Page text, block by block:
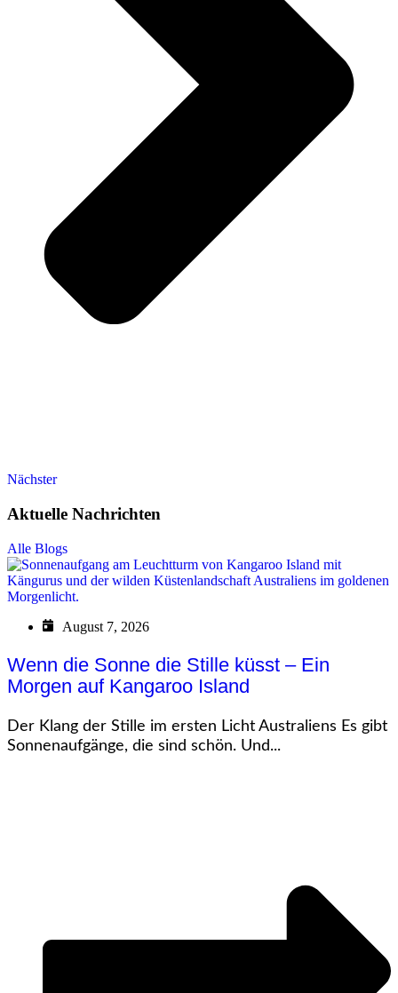
Nächster
Aktuelle Nachrichten
Alle Blogs
August 7, 2026
Wenn die Sonne die Stille küsst – Ein
Morgen auf Kangaroo Island
Der Klang der Stille im ersten Licht Australiens Es gibt
Sonnenaufgänge, die sind schön. Und...